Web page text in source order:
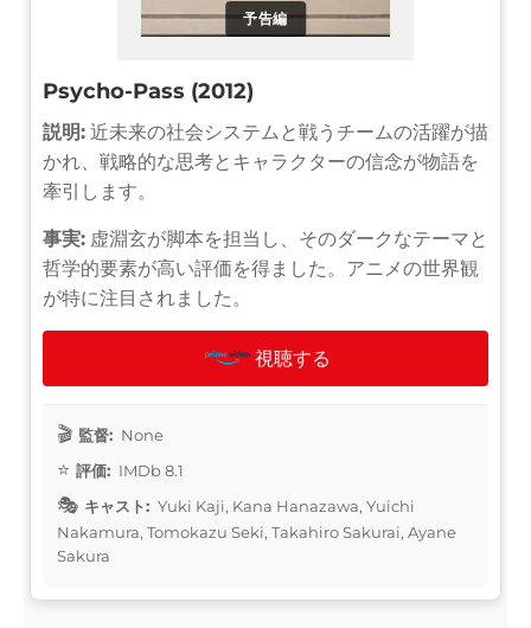
予告編
Psycho-Pass (2012)
説明: 近未来の社会システムと戦うチームの活躍が描
かれ、戦略的な思考とキャラクターの信念が物語を
牽引します。
事実: 虚淵玄が脚本を担当し、そのダークなテーマと
哲学的要素が高い評価を得ました。アニメの世界観
が特に注目されました。
視聴する
監督: None
評価: IMDb 8.1
キャスト: Yuki Kaji, Kana Hanazawa, Yuichi
Nakamura, Tomokazu Seki, Takahiro Sakurai, Ayane
Sakura